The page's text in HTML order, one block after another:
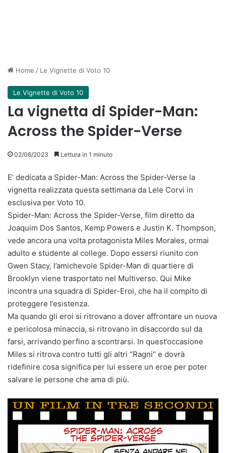
Home / Le Vignette di Voto 10
Le Vignette di Voto 10
La vignetta di Spider-Man:
Across the Spider-Verse
02/06/2023 Lettura in 1 minuto
E’ dedicata a Spider-Man: Across the Spider-Verse la
vignetta realizzata questa settimana da Lele Corvi in
esclusiva per Voto 10.
Spider-Man: Across the Spider-Verse, film diretto da
Joaquim Dos Santos, Kemp Powers e Justin K. Thompson,
vede ancora una volta protagonista Miles Morales, ormai
adulto e studente al college. Dopo essersi riunito con
Gwen Stacy, l’amichevole Spider-Man di quartiere di
Brooklyn viene trasportato nel Multiverso. Qui Mike
incontra una squadra di Spider-Eroi, che ha il compito di
proteggere l’esistenza.
Ma quando gli eroi si ritrovano a dover affrontare un nuova
e pericolosa minaccia, si ritrovano in disaccordo sul da
farsi, arrivando perfino a scontrarsi. In quest’occasione
Miles si ritrova contro tutti gli altri “Ragni” e dovrà
ridefinire cosa significa per lui essere un eroe per poter
salvare le persone che ama di più.